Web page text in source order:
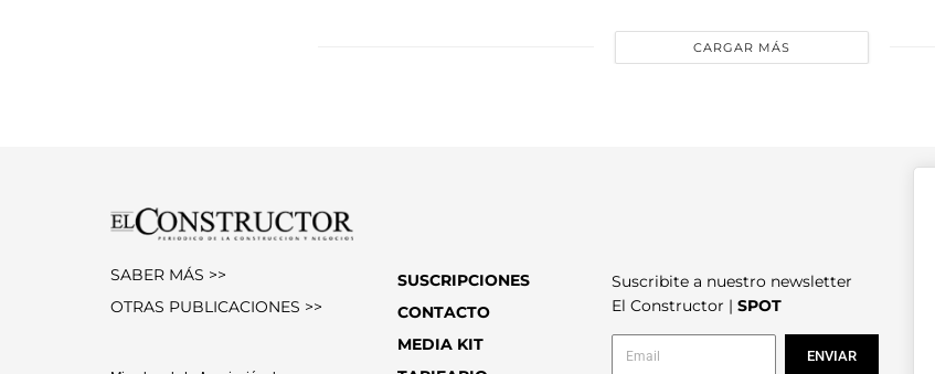
CARGAR MÁS
SABER MÁS >>
OTRAS PUBLICACIONES >>
SUSCRIPCIONES
CONTACTO
MEDIA KIT
Suscribite a nuestro newsletter
El Constructor | SPOT
ENVIAR